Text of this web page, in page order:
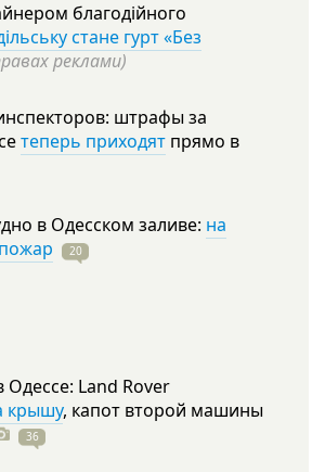
благодійного
стане гурт «Без
реклами)
штрафы за
теперь приходят прямо в
в Одесском заливе: на
20
Land Rover
крышу, капот второй машины
36